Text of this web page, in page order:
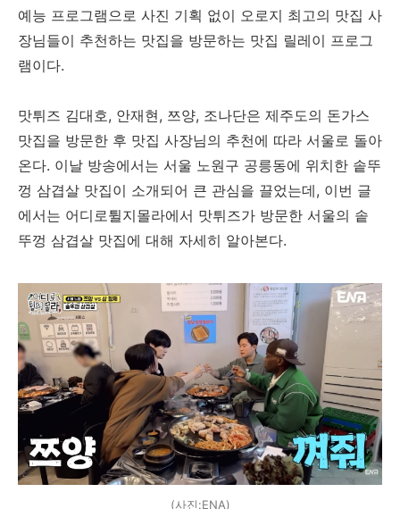
예능 프로그램으로 사진 기획 없이 오로지 최고의 맛집 사
장님들이 추천하는 맛집을 방문하는 맛집 릴레이 프로그
램이다.
맛튀즈 김대호, 안재현, 쯔양, 조나단은 제주도의 돈가스
맛집을 방문한 후 맛집 사장님의 추천에 따라 서울로 돌아
온다. 이날 방송에서는 서울 노원구 공릉동에 위치한 솥뚜
껑 삼겹살 맛집이 소개되어 큰 관심을 끌었는데, 이번 글
에서는 어디로튈지몰라에서 맛튀즈가 방문한 서울의 솥
뚜껑 삼겹살 맛집에 대해 자세히 알아본다.
(사진:ENA)